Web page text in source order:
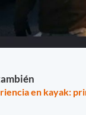
en kayak: